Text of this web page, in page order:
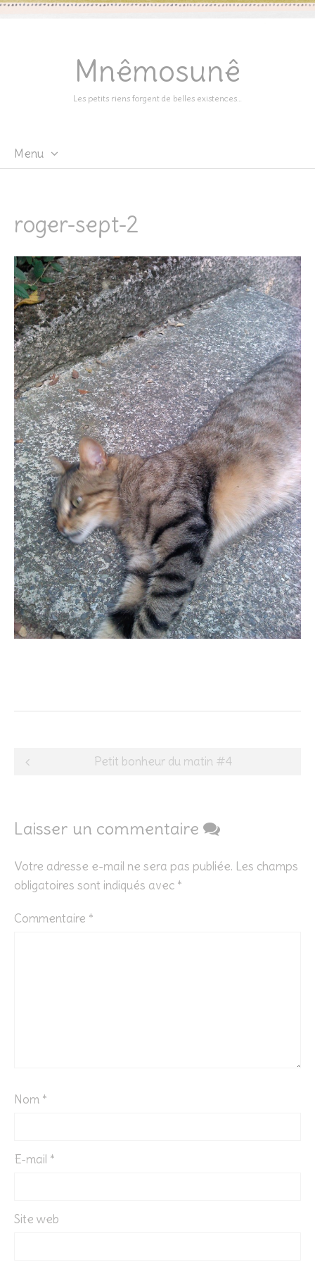
Mnêmosunê
Les petits riens forgent de belles existences…
Menu
roger-sept-2
Post
Petit bonheur du matin #4
Laisser un commentaire
Votre adresse e-mail ne sera pas publiée. Les champs
obligatoires sont indiqués avec *
Commentaire *
Nom *
E-mail *
Site web